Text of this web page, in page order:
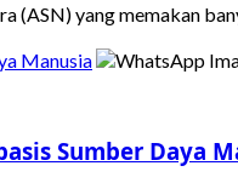
yang memakan
Manusia
Sumber Daya